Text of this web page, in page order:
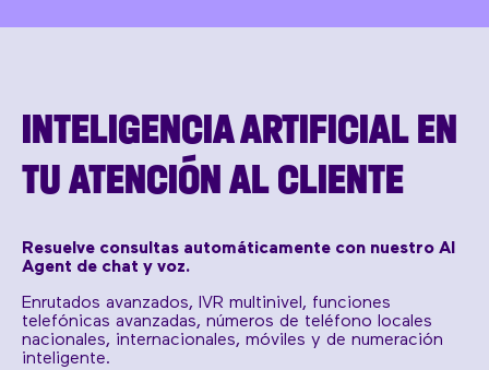
INTELIGENCIA ARTIFICIAL EN
TU ATENCIÓN AL CLIENTE
Resuelve consultas automáticamente con nuestro AI
Agent de chat y voz.
Enrutados avanzados, IVR multinivel, funciones
telefónicas avanzadas, números de teléfono locales
nacionales, internacionales, móviles y de numeración
inteligente.